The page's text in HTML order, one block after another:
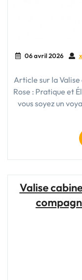
06 avril 2026
Article sur la Valise
Rose : Pratique et
vous soyez un
Valise